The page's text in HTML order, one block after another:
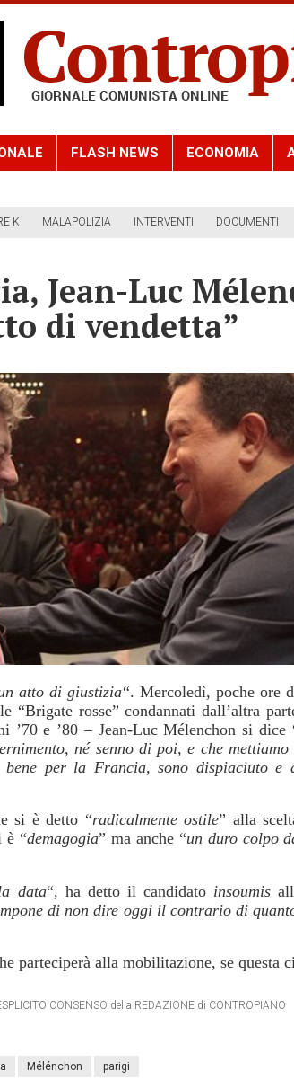
FLASH NEWS ECONOMIA
K MALAPOLIZIA INTERVENTI DOCUMENTI
Jean-Luc
di vendetta”
atto di giustizia“. Mercoledì, poche ore
“Brigate rosse” condannati dall’altra
’70 e ’80 – Jean-Luc Mélenchon si dice
né senno di poi, e che
bene per la Francia, sono dispiaciuto e
si è detto “radicalmente ostile” alla
è “demagogia” ma anche “un duro colpo
data“, ha detto il candidato insoumis
di non dire oggi il contrario di
parteciperà alla mobilitazione, se questa
CONSENSO della REDAZIONE di CONTROPIANO
Mélénchon parigi